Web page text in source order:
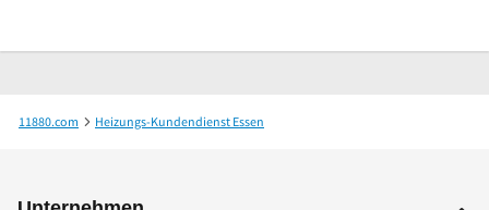
11880.com
Heizungs-Kundendienst Essen